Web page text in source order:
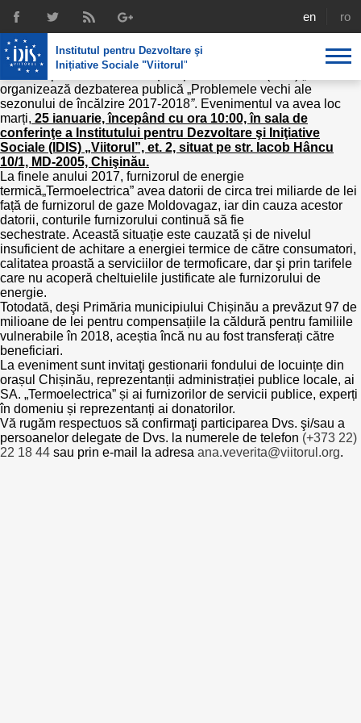
english
Institutul pentru Dezvoltare şi
Inițiative Sociale "Viitorul "
Despre noi
Profil
Recrutare
Chairman's legacy
Acorduri semnate
Echipa
Scrisori de mulțumire
Media despre IDIS
Rapoarte
Inițiative în derulare
Expertiza IDIS
Politici de reintegrare
Politici economice
Achizițiile publice în infografice
Integrare europeană
Politici sociale
Investigații în achizțiile publice
Politici regionale
Bunele practici
Media
Biblioteca
Emisiuni
Buletinul informativ „Achizițiile publice în vizor”,
Nr.8, iunie 2023
Dezbaterea publică „Problemele vechi
ale sezonului de încălzire 2017-2018 în
municipiul Chișinău”
Institutul pentru Dezvoltare și Inițiative Sociale (IDIS) „Viitorul”
organizează dezbaterea publică „Problemele vechi ale
sezonului de încălzire 2017-2018”. Evenimentul va avea loc
marți, 25 ianuarie, începând cu ora 10:00, în sala de
conferinţe a Institutului pentru Dezvoltare şi Iniţiative
Sociale (IDIS) „Viitorul”, et. 2, situat pe str. Iacob Hâncu
10/1, MD-2005, Chişinău.
La finele anului 2017, furnizorul de energie
termică„Termoelectrica” avea datorii de circa trei miliarde de lei
față de furnizorul de gaze Moldovagaz, iar din cauza acestor
datorii, conturile furnizorului continuă să fie
sechestrate. Această situație este cauzată și de nivelul
insuficient de achitare a energiei termice de către consumatori,
calitatea proastă a serviciilor de termoficare, dar şi prin tarifele
care nu acoperă cheltuielile justificate ale furnizorului de
energie.
Totodată, deşi Primăria municipiului Chișinău a prevăzut 97 de
milioane de lei pentru compensațiile la căldură pentru familiile
vulnerabile în 2018, aceștia încă nu au fost transferați către
beneficiari.
La eveniment sunt invitaţi gestionarii fondului de locuințe din
orașul Chișinău, reprezentanții administrației publice locale, ai
SA. „Termoelectrica” și ai furnizorilor de servicii publice, experți
în domeniu și reprezentanți ai donatorilor.
Vă rugăm respectuos să confirmaţi participarea Dvs. şi/sau a
persoanelor delegate de Dvs. la numerele de telefon (+373 22)
22 18 44 sau prin e-mail la adresa ana.veverita@viitorul.org.